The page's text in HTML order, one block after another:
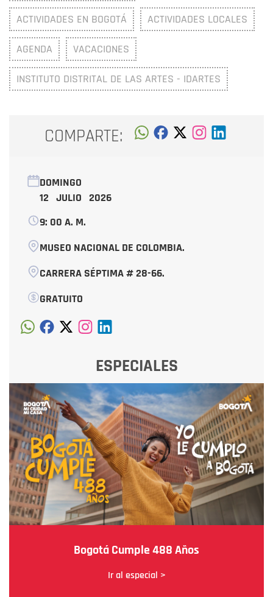
ACTIVIDADES EN BOGOTÁ ACTIVIDADES LOCALES
AGENDA VACACIONES
INSTITUTO DISTRITAL DE LAS ARTES - IDARTES
COMPARTE:
DOMINGO
12 JULIO 2026
9: 00 A. M.
MUSEO NACIONAL DE COLOMBIA.
CARRERA SÉPTIMA # 28-66.
GRATUITO
ESPECIALES
Bogotá Cumple 488 Años
Ir al especial >